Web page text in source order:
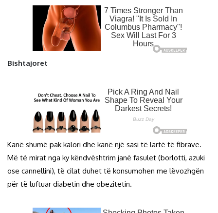
Bishtajoret
Kanë shumë pak kalori dhe kanë një sasi të lartë të fibrave.
Më të mirat nga ky këndvështrim janë fasulet (borlotti, azuki
ose cannellini), të cilat duhet të konsumohen me lëvozhgën
për të luftuar diabetin dhe obezitetin.